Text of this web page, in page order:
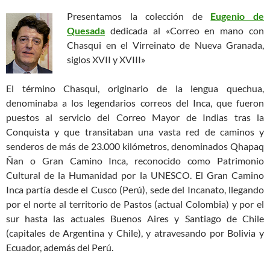
Presentamos la colección de Eugenio de
Quesada dedicada al «Correo en mano con
Chasqui en el Virreinato de Nueva Granada,
siglos XVII y XVIII»
El término Chasqui, originario de la lengua quechua,
denominaba a los legendarios correos del Inca, que fueron
puestos al servicio del Correo Mayor de Indias tras la
Conquista y que transitaban una vasta red de caminos y
senderos de más de 23.000 kilómetros, denominados Qhapaq
Ñan o Gran Camino Inca, reconocido como Patrimonio
Cultural de la Humanidad por la UNESCO. El Gran Camino
Inca partía desde el Cusco (Perú), sede del Incanato, llegando
por el norte al territorio de Pastos (actual Colombia) y por el
sur hasta las actuales Buenos Aires y Santiago de Chile
(capitales de Argentina y Chile), y atravesando por Bolivia y
Ecuador, además del Perú.